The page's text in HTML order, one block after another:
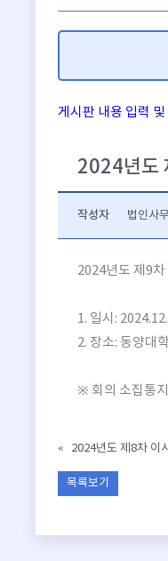
게시판 내용 입력
2024년도
작성자 법인사
2024년도 제9
1. 일시:
2. 장소: 동양대
※ 회의 소집통
« 2024년도 제8차 이
목록보기